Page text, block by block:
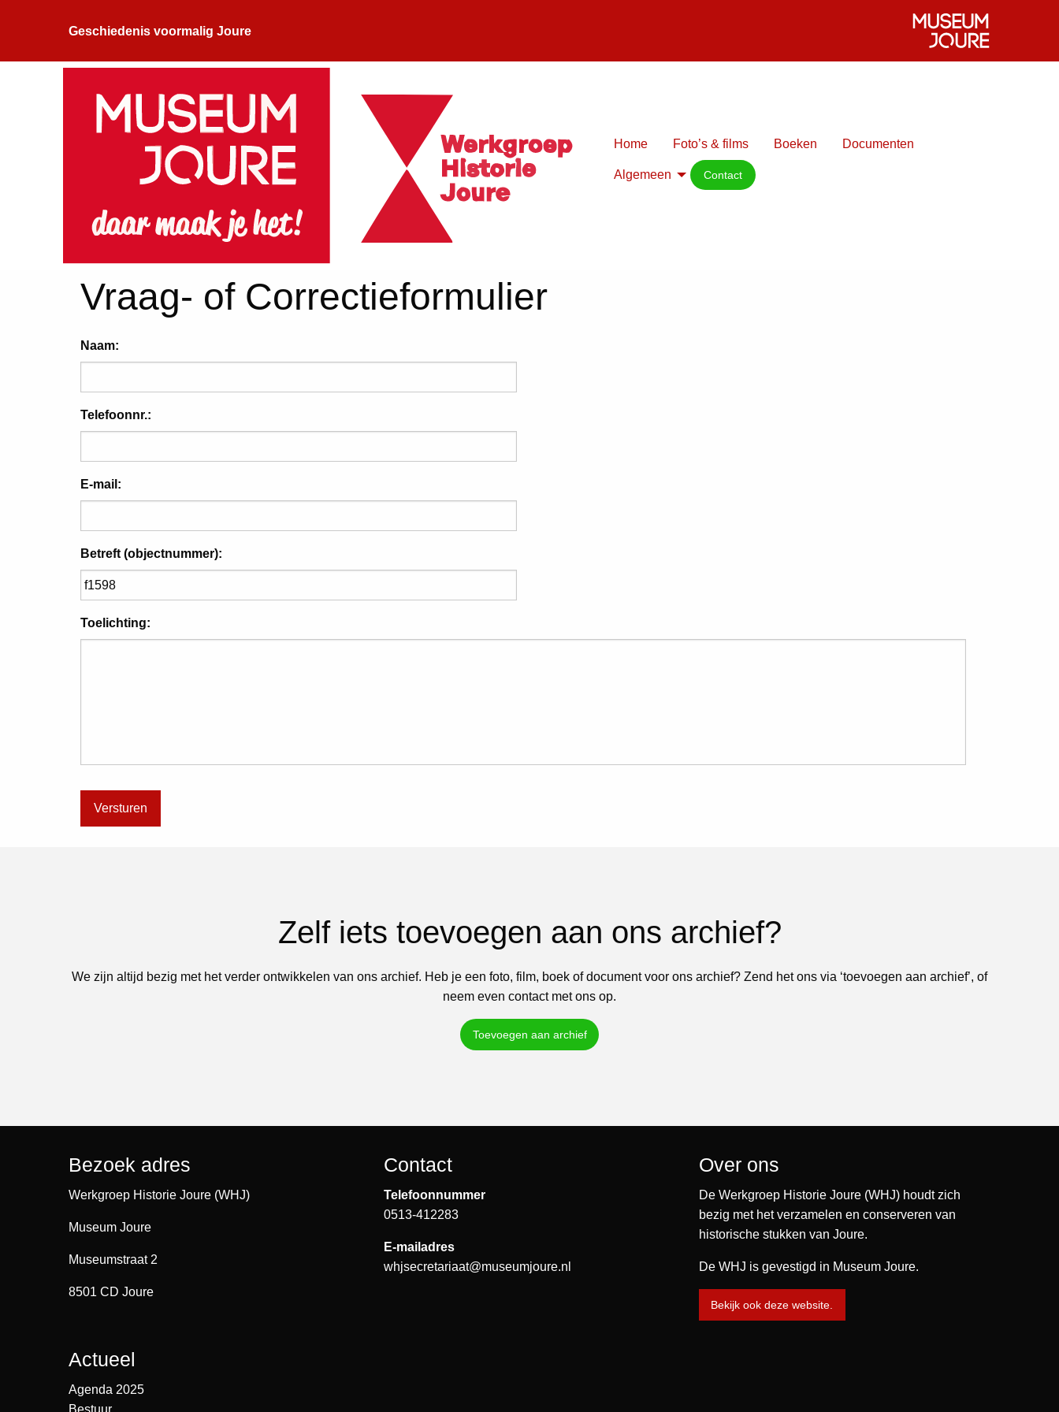
Geschiedenis voormalig Joure
Home Foto’s & films Boeken Documenten
Algemeen Contact
Vraag- of Correctieformulier
Naam:
Telefoonnr.:
E-mail:
Betreft (objectnummer):
Toelichting:
Zelf iets toevoegen aan ons archief?
We zijn altijd bezig met het verder ontwikkelen van ons archief. Heb je een foto, film, boek of document voor ons archief? Zend het ons via ‘toevoegen aan archief’, of
neem even contact met ons op.
Toevoegen aan archief
Bezoek adres
Werkgroep Historie Joure (WHJ)
Museum Joure
Museumstraat 2
8501 CD Joure
Contact
Telefoonnummer
0513-412283
E-mailadres
whjsecretariaat@museumjoure.nl
Over ons
De Werkgroep Historie Joure (WHJ) houdt zich
bezig met het verzamelen en conserveren van
historische stukken van Joure.
De WHJ is gevestigd in Museum Joure.
Bekijk ook deze website.
Actueel
Agenda 2025